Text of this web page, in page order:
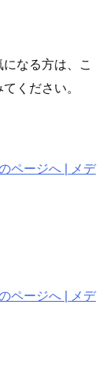
なる方は、こ
ください。
ページへ | メデ
ページへ | メデ